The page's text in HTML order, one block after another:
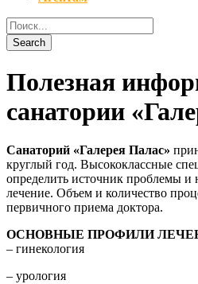
Полезная
санатории
Санаторий «Галерея Палас»
круглый год. Высококлассные
определить источник проблемы и
лечение. Объем и количество
первичного приема доктора.
ОСНОВНЫЕ ПРОФИЛИ
– гинекология
– урология